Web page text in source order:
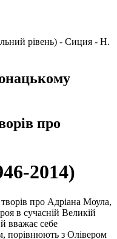
рівень) - Сиция - Н.
про
2014)
про Адріана Моула,
в сучасній Великій
вважає себе
порівнюють з Олівером